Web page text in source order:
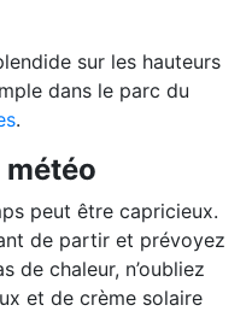
sur les hauteurs
dans le parc du
.
météo
peut être capricieux.
de partir et prévoyez
de chaleur, n’oubliez
et de crème solaire